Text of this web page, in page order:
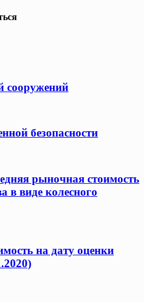
сооружений
безопасности
рыночная стоимость
в виде колесного
на дату оценки